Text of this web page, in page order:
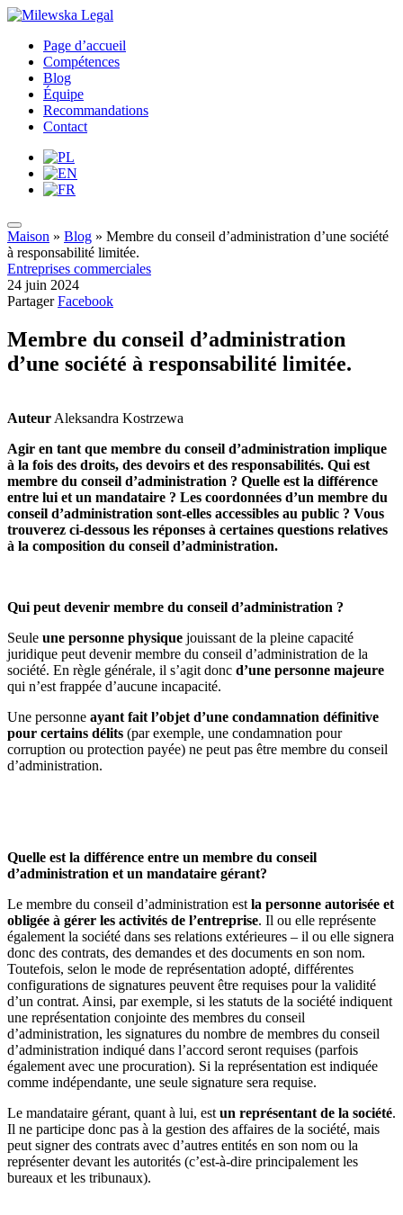
Page d’accueil
Compétences
Blog
Équipe
Recommandations
Contact
Maison » Blog » Membre du conseil d’administration d’une société
à responsabilité limitée.
Entreprises commerciales
24 juin 2024
Partager Facebook
Membre du conseil d’administration
d’une société à responsabilité limitée.
Auteur Aleksandra Kostrzewa
Agir en tant que membre du conseil d’administration implique
à la fois des droits, des devoirs et des responsabilités. Qui est
membre du conseil d’administration ? Quelle est la différence
entre lui et un mandataire ? Les coordonnées d’un membre du
conseil d’administration sont-elles accessibles au public ? Vous
trouverez ci-dessous les réponses à certaines questions relatives
à la composition du conseil d’administration.
Qui peut devenir membre du conseil d’administration ?
Seule une personne physique jouissant de la pleine capacité
juridique peut devenir membre du conseil d’administration de la
société. En règle générale, il s’agit donc d’une personne majeure
qui n’est frappée d’aucune incapacité.
Une personne ayant fait l’objet d’une condamnation définitive
pour certains délits (par exemple, une condamnation pour
corruption ou protection payée) ne peut pas être membre du conseil
d’administration.
Quelle est la différence entre un membre du conseil
d’administration et un mandataire gérant?
Le membre du conseil d’administration est la personne autorisée et
obligée à gérer les activités de l’entreprise. Il ou elle représente
également la société dans ses relations extérieures – il ou elle signera
donc des contrats, des demandes et des documents en son nom.
Toutefois, selon le mode de représentation adopté, différentes
configurations de signatures peuvent être requises pour la validité
d’un contrat. Ainsi, par exemple, si les statuts de la société indiquent
une représentation conjointe des membres du conseil
d’administration, les signatures du nombre de membres du conseil
d’administration indiqué dans l’accord seront requises (parfois
également avec une procuration). Si la représentation est indiquée
comme indépendante, une seule signature sera requise.
Le mandataire gérant, quant à lui, est un représentant de la société.
Il ne participe donc pas à la gestion des affaires de la société, mais
peut signer des contrats avec d’autres entités en son nom ou la
représenter devant les autorités (c’est-à-dire principalement les
bureaux et les tribunaux).